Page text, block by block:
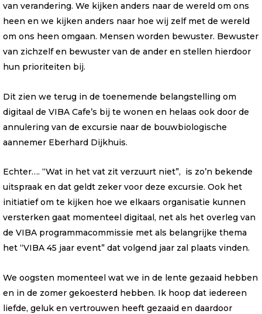
van verandering. We kijken anders naar de wereld om ons
heen en we kijken anders naar hoe wij zelf met de wereld
om ons heen omgaan. Mensen worden bewuster. Bewuster
van zichzelf en bewuster van de ander en stellen hierdoor
hun prioriteiten bij.
Dit zien we terug in de toenemende belangstelling om
digitaal de VIBA Cafe’s bij te wonen en helaas ook door de
annulering van de excursie naar de bouwbiologische
aannemer Eberhard Dijkhuis.
Echter…. “Wat in het vat zit verzuurt niet”, is zo’n bekende
uitspraak en dat geldt zeker voor deze excursie. Ook het
initiatief om te kijken hoe we elkaars organisatie kunnen
versterken gaat momenteel digitaal, net als het overleg van
de VIBA programmacommissie met als belangrijke thema
het “VIBA 45 jaar event” dat volgend jaar zal plaats vinden.
We oogsten momenteel wat we in de lente gezaaid hebben
en in de zomer gekoesterd hebben. Ik hoop dat iedereen
liefde, geluk en vertrouwen heeft gezaaid en daardoor